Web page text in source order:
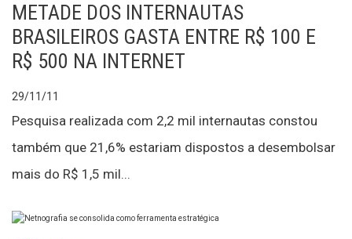
METADE DOS INTERNAUTAS
BRASILEIROS GASTA ENTRE R$ 100 E
R$ 500 NA INTERNET
29/11/11
Pesquisa realizada com 2,2 mil internautas constou
também que 21,6% estariam dispostos a desembolsar
mais do R$ 1,5 mil...